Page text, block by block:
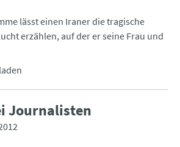
lässt einen Iraner die tragische
erzählen, auf der er seine Frau und
Journalisten